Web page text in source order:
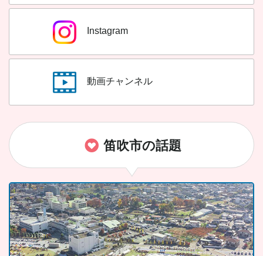
Instagram
動画チャンネル
笛吹市の話題